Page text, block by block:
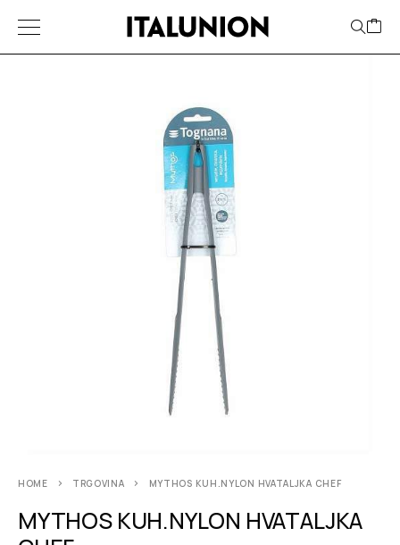
HOME TRGOVINA MYTHOS KUH.NYLON HVATALJKA CHEF
MYTHOS KUH.NYLON HVATALJKA